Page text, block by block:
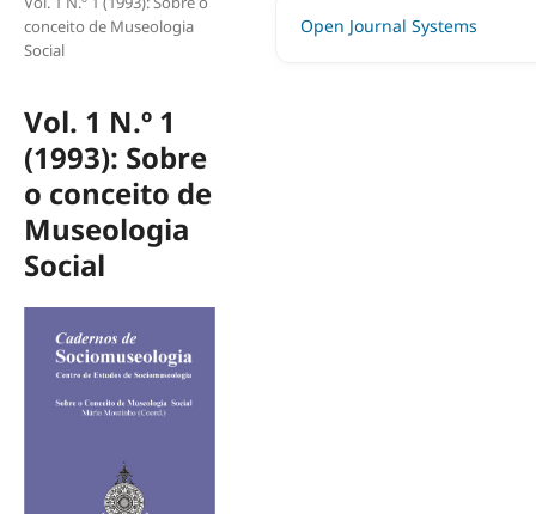
conceito de Museologia
Social
Vol. 1 N.º 1
(1993): Sobre
o conceito de
Museologia
Social
Open Journal Systems